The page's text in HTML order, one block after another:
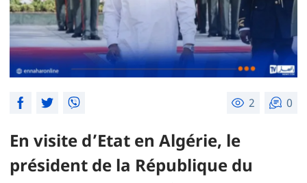
2 0
En visite d’Etat en Algérie, le
président de la République du